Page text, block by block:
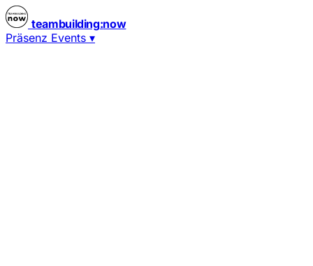
teambuilding:now
Präsenz Events ▾